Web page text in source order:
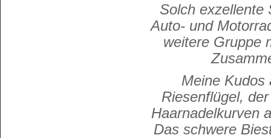
Solch exzellente
Auto- und
weitere Gruppe
Meine Kudos
Riesenflügel,
Haarnadelkurven
Das schwere